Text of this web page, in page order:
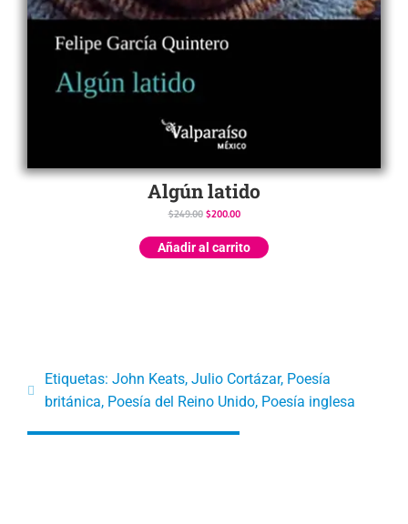
Algún latido
$249.00 $200.00
Añadir al carrito
Etiquetas: John Keats, Julio Cortázar, Poesía
británica, Poesía del Reino Unido, Poesía inglesa